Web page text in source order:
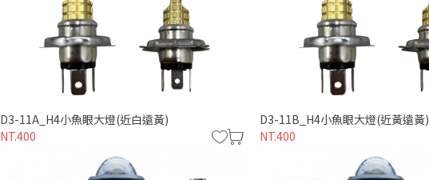
D3-11A_H4小魚眼大燈(近白遠黃)
NT.400
D3-11B_H4小魚眼大燈(近黃遠黃)
NT.400
僅必需的
Cookies